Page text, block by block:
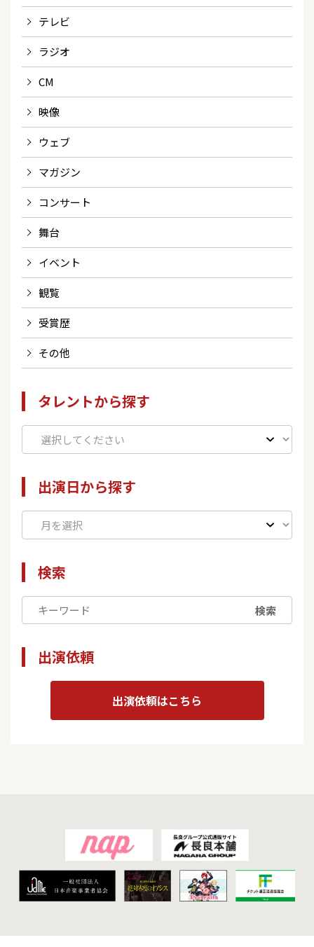
テレビ
ラジオ
CM
映像
ウェブ
マガジン
コンサート
舞台
イベント
観覧
受賞歴
その他
タレントから探す
出演日から探す
検索
検索
出演依頼
出演依頼はこちら